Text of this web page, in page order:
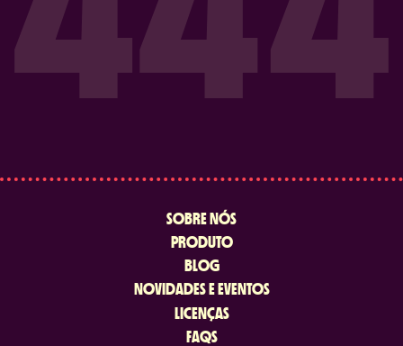
SOBRE NÓS
PRODUTO
BLOG
NOVIDADES E EVENTOS
LICENÇAS
FAQS